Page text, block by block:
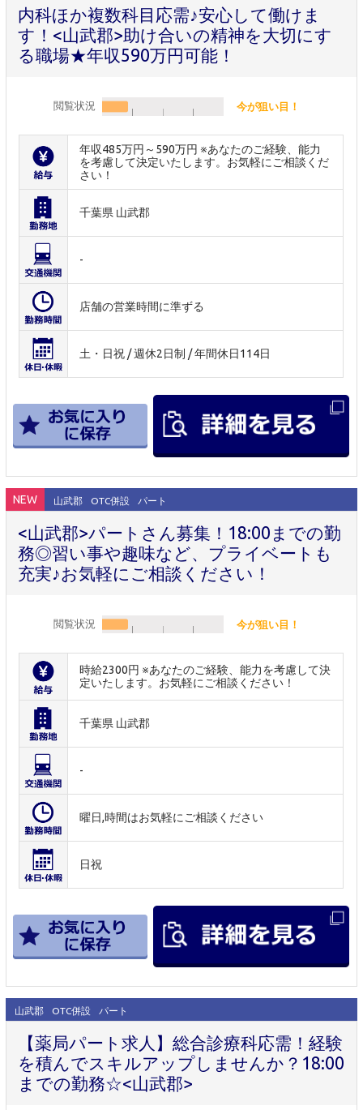
内科ほか複数科目応需♪安心して働けま
す！<山武郡>助け合いの精神を大切にす
る職場★年収590万円可能！
閲覧状況 今が狙い目！
年収485万円～590万円 ※あなたのご経験、能力
を考慮して決定いたします。お気軽にご相談くだ
さい！
千葉県 山武郡
-
店舗の営業時間に準ずる
土・日祝 / 週休2日制 / 年間休日114日
NEW 山武郡 OTC併設 パート
<山武郡>パートさん募集！18:00までの勤
務◎習い事や趣味など、プライベートも
充実♪お気軽にご相談ください！
閲覧状況 今が狙い目！
時給2300円 ※あなたのご経験、能力を考慮して決
定いたします。お気軽にご相談ください！
千葉県 山武郡
-
曜日,時間はお気軽にご相談ください
日祝
山武郡 OTC併設 パート
【薬局パート求人】総合診療科応需！経験
を積んでスキルアップしませんか？18:00
までの勤務☆<山武郡>